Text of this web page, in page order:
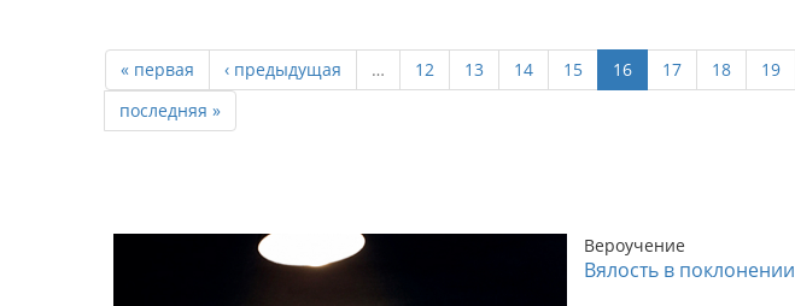
« первая ‹ предыдущая … 12 13 14 15 16 17 18 19
последняя »
Вероучение
Вялость в поклонении